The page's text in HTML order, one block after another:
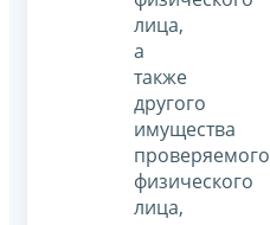
лица,
а
также
другого
имущества
проверяемого
физического
лица,